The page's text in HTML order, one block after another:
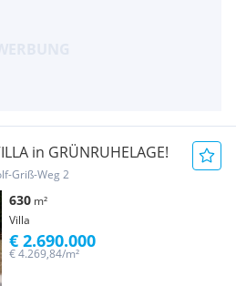
in GRÜNRUHELAGE!
Griß-Weg 2
630 m²
Villa
€ 4.269,84/m²
€ 2.690.000